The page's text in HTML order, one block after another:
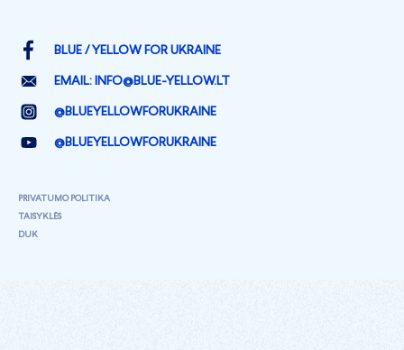
BLUE / YELLOW FOR UKRAINE
EMAIL: INFO@BLUE-YELLOW.LT
@BLUEYELLOWFORUKRAINE
@BLUEYELLOWFORUKRAINE
PRIVATUMO POLITIKA
TAISYKLĖS
DUK